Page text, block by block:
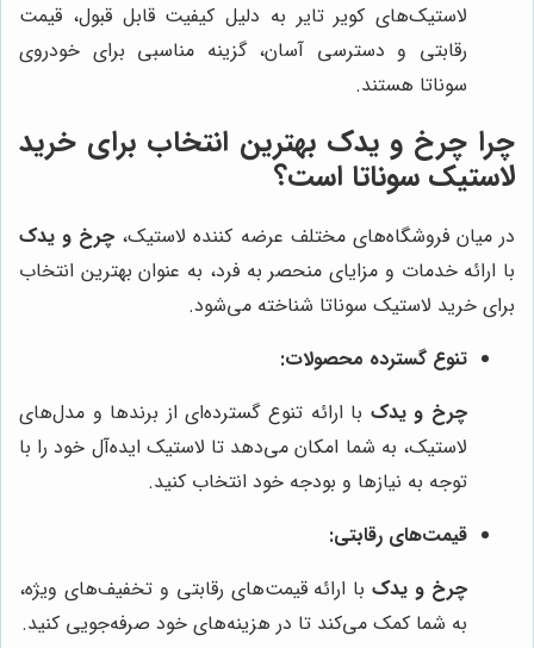
لاستیک‌های کویر تایر به دلیل کیفیت قابل قبول، قیمت
رقابتی و دسترسی آسان، گزینه مناسبی برای خودروی
سوناتا هستند.
چرا چرخ و یدک بهترین انتخاب برای خرید
لاستیک سوناتا است؟
در میان فروشگاه‌های مختلف عرضه کننده لاستیک، چرخ و یدک
با ارائه خدمات و مزایای منحصر به فرد، به عنوان بهترین انتخاب
برای خرید لاستیک سوناتا شناخته می‌شود.
تنوع گسترده محصولات:
چرخ و یدک با ارائه تنوع گسترده‌ای از برندها و مدل‌های
لاستیک، به شما امکان می‌دهد تا لاستیک ایده‌آل خود را با
توجه به نیازها و بودجه خود انتخاب کنید.
قیمت‌های رقابتی:
چرخ و یدکبا ارائه قیمت‌های رقابتی و تخفیف‌های ویژه،
به شما کمک می‌کند تا در هزینه‌های خود صرفه‌جویی کنید.